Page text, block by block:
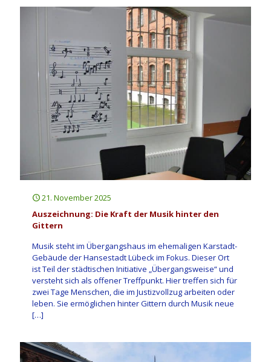
21. November 2025
Auszeichnung: Die Kraft der Musik hinter den
Gittern
Musik steht im Übergangshaus im ehemaligen Karstadt-
Gebäude der Hansestadt Lübeck im Fokus. Dieser Ort
ist Teil der städtischen Initiative „Übergangsweise“ und
versteht sich als offener Treffpunkt. Hier treffen sich für
zwei Tage Menschen, die im Justizvollzug arbeiten oder
leben. Sie ermöglichen hinter Gittern durch Musik neue
[…]